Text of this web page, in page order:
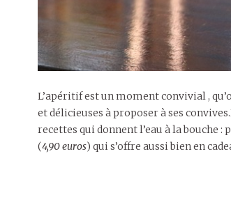
L’apéritif est un moment convivial ,
et délicieuses à proposer à ses
recettes qui donnent l’eau à la bouche
(4,90 euros) qui s’offre aussi bien en